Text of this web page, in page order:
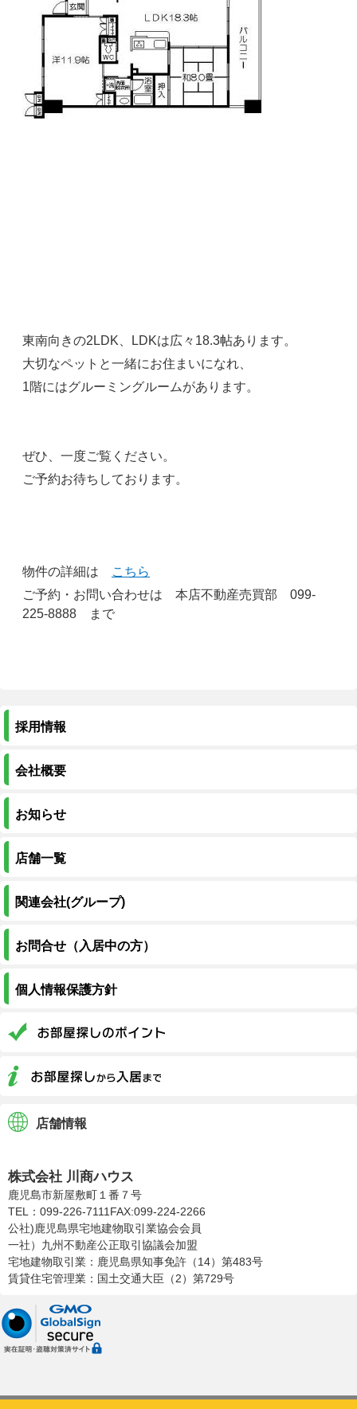
東南向きの2LDK、LDKは広々18.3帖あります。
大切なペットと一緒にお住まいになれ、
1階にはグルーミングルームがあります。
ぜひ、一度ご覧ください。
ご予約お待ちしております。
物件の詳細は
こちら
ご予約・お問い合わせは 本店不動産売買部 099-
225-8888 まで
採用情報
会社概要
お知らせ
店舗一覧
関連会社(グループ)
お問合せ（入居中の方）
個人情報保護方針
店舗情報
株式会社 川商ハウス
鹿児島市新屋敷町１番７号
TEL：099-226-7111 FAX:099-224-2266
公社)鹿児島県宅地建物取引業協会会員
一社）九州不動産公正取引協議会加盟
宅地建物取引業：鹿児島県知事免許（14）第483号
賃貸住宅管理業：国土交通大臣（2）第729号